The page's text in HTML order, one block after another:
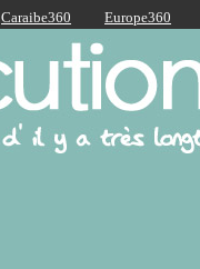
Caraibe360
Europe360
Océanie360